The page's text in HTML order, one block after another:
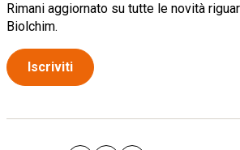
Rimani aggiornato su tutte le novità
Biolchim.
Iscriviti